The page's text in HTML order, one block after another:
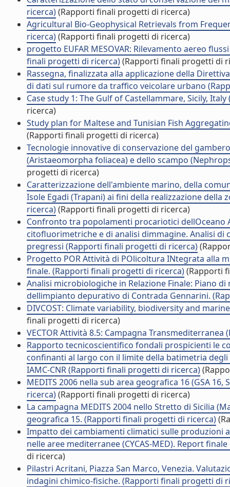
ricerca)(Rapporti finali progetti di ricerca)
Agricultural Bio-Geophysical Retrievals from
ricerca)(Rapporti finali progetti di ricerca)
progetto EUFAR MESOVAR: Rilevamento aereo
finali progetti di ricerca)(Rapporti finali progetti di
Rassegna, finalizzata alla applicazione della
di dati sul rumore da traffico veicolare urbano
Case study 1: The Gulf of Castellammare, Sicily,
ricerca)
Study plan for Maltese and Tunisian Fish
(Rapporti finali progetti di ricerca)
Tecnologie innovative di conservazione del
(Aristaeomorpha foliacea) e dello scampo
progetti di ricerca)
Caratterizzazione dell'ambiente marino, della
Isole Egadi (Trapani) ai fini della realizzazione
ricerca)(Rapporti finali progetti di ricerca)
Confronto tra popolamenti procariotici
citofluorimetriche e di analisi dimmagine. Analisi
pregressi (Rapporti finali progetti di ricerca)
Progetto POR Attività di POlicoltura INtegrata alla
finale. (Rapporti finali progetti di ricerca)(Rapporti
Analisi microbiologiche in Relazione Finale: Piano
dellimpianto depurativo di Contrada Gennarini.
DIVCOST: Climate variability, biodiversity and
finali progetti di ricerca)
VECTOR Attività 8.5: Campagna
Rapporto tecnicoscientifico fondali prospicienti le
confinanti al largo con il limite della batimetria
IAMC-CNR (Rapporti finali progetti di ricerca)
MEDITS 2006 nella sub area geografica 16 (GSA
ricerca)(Rapporti finali progetti di ricerca)
La campagna MEDITS 2004 nello Stretto di Sicilia
geografica 15. (Rapporti finali progetti di ricerca)
Impatto dei cambiamenti climatici sulle produzioni
nelle aree mediterranee (CYCAS-MED). Report
di ricerca)
Pilastri Acritani, Piazza San Marco, Venezia.
indagini chimico-fisiche. (Rapporti finali progetti di